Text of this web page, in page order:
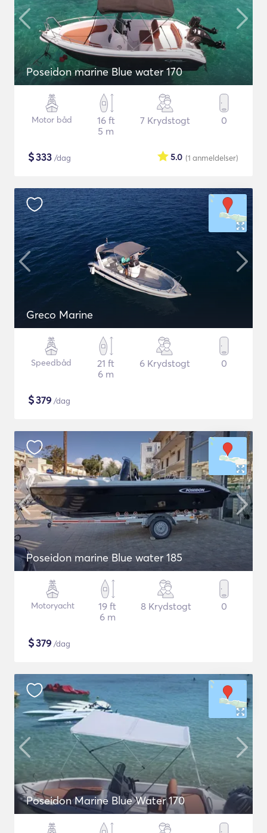
Poseidon marine Blue water 170
Motor båd
16 ft
5 m
7 Krydstogt 0
$333 /dag (1 anmeldelser)
5.0
Greco Marine
Speedbåd
21 ft
6 m
6 Krydstogt 0
$379 /dag
Poseidon marine Blue water 185
Motoryacht
19 ft
6 m
8 Krydstogt 0
$379 /dag
Poseidon Marine Blue Water 170